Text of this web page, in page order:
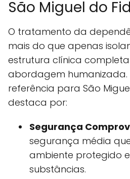
São Miguel do
O tratamento da
mais do que apenas
estrutura clínica
abordagem humanizada.
referência para São
destaca por:
Segurança
segurança média
ambiente protegido
substâncias.